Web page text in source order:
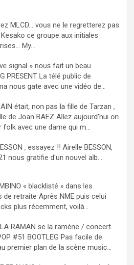
MLCD… vous ne le regretterez pas
ce groupe aux initiales
My...
signal » nous fait un beau
PRESENT La télé public de
nous gate avec une vidéo de...
était, non pas la fille de Tarzan ,
de Joan BAEZ Allez aujourd'hui on
folk avec une dame qui m...
, essayez !! Airelle BESSON,
nous gratifie d'un nouvel alb...
« blacklisté » dans les
de retraite Après NME puis celui
plus récemment, voilà...
RAMAN se la ramène / concert
#51 BOOTLEG Pas facile de
premier plan de la scène music...